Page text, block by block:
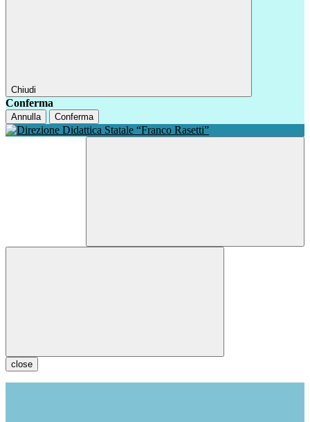
Chiudi
Conferma
Annulla Conferma
close